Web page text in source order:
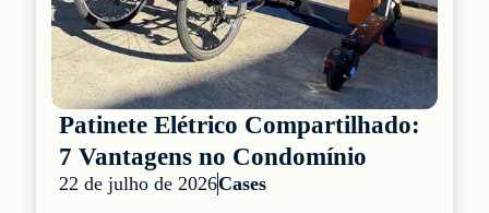
Patinete Elétrico Compartilhado:
7 Vantagens no Condomínio
22 de julho de 2026Cases